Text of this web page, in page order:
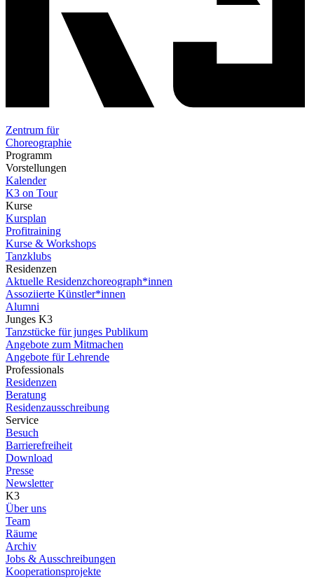
Zentrum für
Choreographie
Programm
Vorstellungen
Kalender
K3 on Tour
Kurse
Kursplan
Profitraining
Kurse & Workshops
Tanzklubs
Residenzen
Aktuelle Residenzchoreograph*innen
Assoziierte Künstler*innen
Alumni
Junges K3
Tanzstücke für junges Publikum
Angebote zum Mitmachen
Angebote für Lehrende
Professionals
Residenzen
Beratung
Residenzausschreibung
Service
Besuch
Barrierefreiheit
Download
Presse
Newsletter
K3
Über uns
Team
Räume
Archiv
Jobs & Ausschreibungen
Kooperationsprojekte